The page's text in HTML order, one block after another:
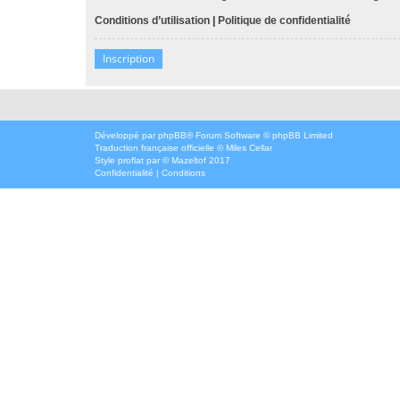
Conditions d’utilisation | Politique de confidentialité
Inscription
Développé par phpBB® Forum Software © phpBB Limited
Traduction française officielle ©Miles Cellar
Style proflat par ©Mazeltof 2017
Confidentialité | Conditions